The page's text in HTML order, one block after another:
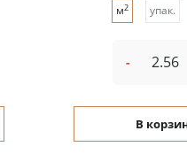
м2 упак.
-
В